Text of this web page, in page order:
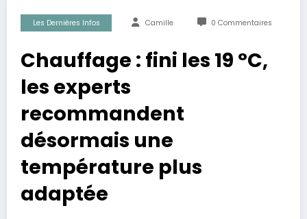
Les Dernières Infos Camille 0 Commentaires
Chauffage : fini les 19 °C,
les experts
recommandent
désormais une
température plus
adaptée